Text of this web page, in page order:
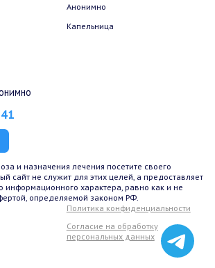
Анонимно
Капельница
и назначения лечения посетите своего
сайт не служит для этих целей, а предоставляет
информационного характера, равно как и не
определяемой законом РФ.
Политика конфиденциальности
Согласие на обработку
персональных данных